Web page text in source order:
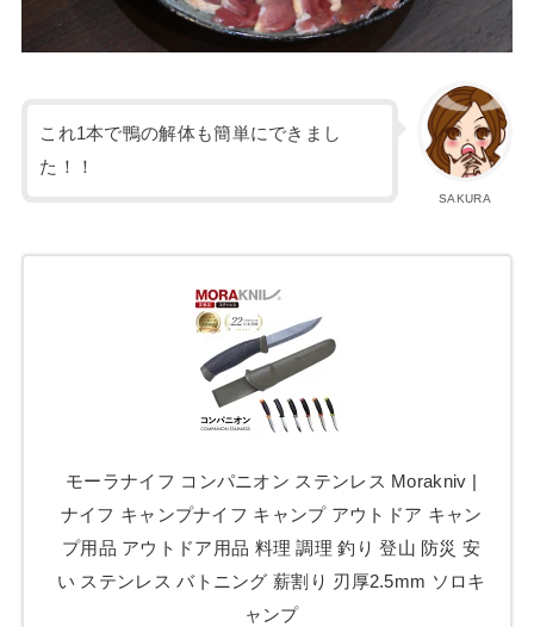
SAKURA
これ1本で鴨の解体も簡単にできまし
た！！
モーラナイフ コンパニオン ステンレス Morakniv |
ナイフ キャンプナイフ キャンプ アウトドア キャン
プ用品 アウトドア用品 料理 調理 釣り 登山 防災 安
い ステンレス バトニング 薪割り 刃厚2.5mm ソロキ
ャンプ